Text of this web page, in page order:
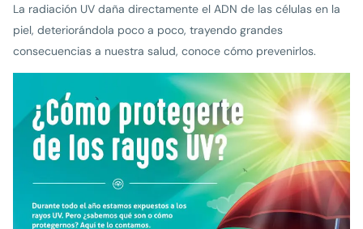
La radiación UV daña directamente el ADN de las células en la
piel, deteriorándola poco a poco, trayendo grandes
consecuencias a nuestra salud, conoce cómo prevenirlos.